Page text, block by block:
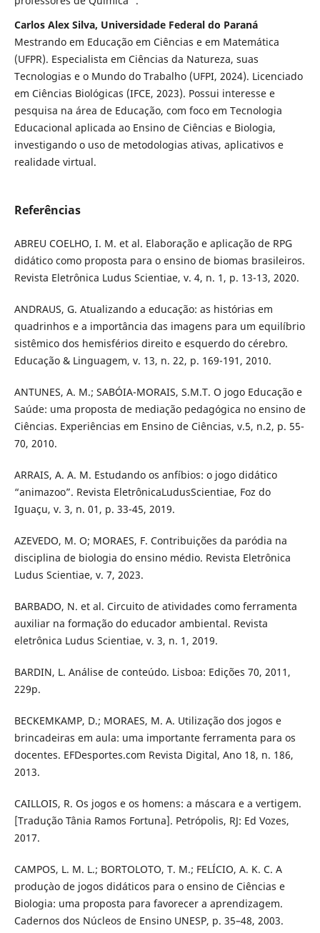
Carlos Alex Silva, Universidade Federal do Paraná
Mestrando em Educação em Ciências e em Matemática
(UFPR). Especialista em Ciências da Natureza, suas
Tecnologias e o Mundo do Trabalho (UFPI, 2024). Licenciado
em Ciências Biológicas (IFCE, 2023). Possui interesse e
pesquisa na área de Educação, com foco em Tecnologia
Educacional aplicada ao Ensino de Ciências e Biologia,
investigando o uso de metodologias ativas, aplicativos e
realidade virtual.
Referências
ABREU COELHO, I. M. et al. Elaboração e aplicação de RPG
didático como proposta para o ensino de biomas brasileiros.
Revista Eletrônica Ludus Scientiae, v. 4, n. 1, p. 13-13, 2020.
ANDRAUS, G. Atualizando a educação: as histórias em
quadrinhos e a importância das imagens para um equilíbrio
sistêmico dos hemisférios direito e esquerdo do cérebro.
Educação & Linguagem, v. 13, n. 22, p. 169-191, 2010.
ANTUNES, A. M.; SABÓIA-MORAIS, S.M.T. O jogo Educação e
Saúde: uma proposta de mediação pedagógica no ensino de
Ciências. Experiências em Ensino de Ciências, v.5, n.2, p. 55-
70, 2010.
ARRAIS, A. A. M. Estudando os anfíbios: o jogo didático
“animazoo”. Revista EletrônicaLudusScientiae, Foz do
Iguaçu, v. 3, n. 01, p. 33-45, 2019.
AZEVEDO, M. O; MORAES, F. Contribuições da paródia na
disciplina de biologia do ensino médio. Revista Eletrônica
Ludus Scientiae, v. 7, 2023.
BARBADO, N. et al. Circuito de atividades como ferramenta
auxiliar na formação do educador ambiental. Revista
eletrônica Ludus Scientiae, v. 3, n. 1, 2019.
BARDIN, L. Análise de conteúdo. Lisboa: Edições 70, 2011,
229p.
BECKEMKAMP, D.; MORAES, M. A. Utilização dos jogos e
brincadeiras em aula: uma importante ferramenta para os
docentes. EFDesportes.com Revista Digital, Ano 18, n. 186,
2013.
CAILLOIS, R. Os jogos e os homens: a máscara e a vertigem.
[Tradução Tânia Ramos Fortuna]. Petrópolis, RJ: Ed Vozes,
2017.
CAMPOS, L. M. L.; BORTOLOTO, T. M.; FELÍCIO, A. K. C. A
produçào de jogos didáticos para o ensino de Ciências e
Biologia: uma proposta para favorecer a aprendizagem.
Cadernos dos Núcleos de Ensino UNESP, p. 35–48, 2003.